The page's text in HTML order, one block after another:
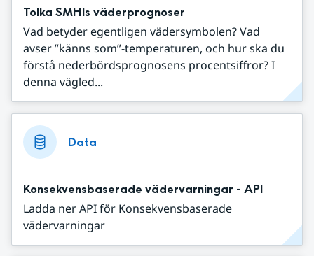
Tolka SMHIs väderprognoser
Vad betyder egentligen vädersymbolen? Vad
avser ”känns som”-temperaturen, och hur ska du
förstå nederbördsprognosens procentsiffror? I
denna vägled...
Data
Konsekvensbaserade vädervarningar - API
Ladda ner API för Konsekvensbaserade
vädervarningar